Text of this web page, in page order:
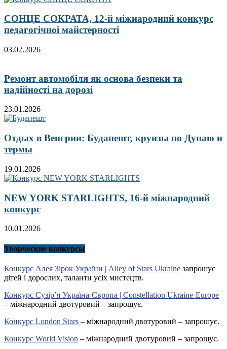
СОНЦЕ СОКРАТА, 12-й міжнародний конкурс
педагогічної майстерності
03.02.2026
Ремонт автомобіля як основа безпеки та
надійності на дорозі
23.01.2026
Отдых в Венгрии: Будапешт, круизы по Дунаю и
термы
19.01.2026
NEW YORK STARLIGHTS, 16-й міжнародний
конкурс
10.01.2026
Творческие конкурсы
Конкурс Алея Зірок України | Alley of Stars Ukraine запрошує
дітей і дорослих, таланти усіх мистецтв.
Конкурс Сузір’я Україна-Європа | Constellation Ukraine-Europe
– міжнародний двотуровий – запрошує.
Конкурс London Stars – міжнародний двотуровий – запрошує.
Конкурс World Vision – міжнародний двотуровий – запрошує.